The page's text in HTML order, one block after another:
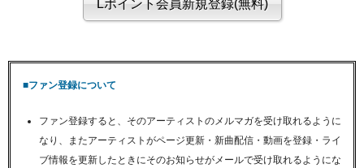
■ファン登録について
ファン登録すると、そのアーティストのメルマガを受け取れるように
なり、またアーティストがページ更新・新曲配信・動画を登録・ライ
ブ情報を更新したときにそのお知らせがメールで受け取れるようにな